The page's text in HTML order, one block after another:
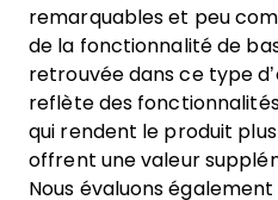
remarquables et peu
de la fonctionnalité de
retrouvée dans ce type
reflète des
qui rendent le produit
offrent une valeur
Nous évaluons